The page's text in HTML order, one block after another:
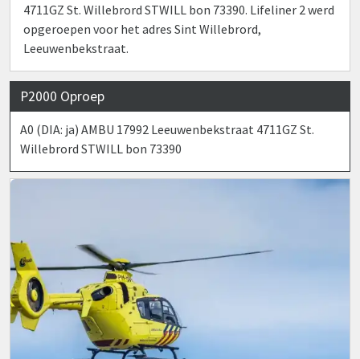
4711GZ St. Willebrord STWILL bon 73390. Lifeliner 2 werd
opgeroepen voor het adres Sint Willebrord,
Leeuwenbekstraat.
P2000 Oproep
A0 (DIA: ja) AMBU 17992 Leeuwenbekstraat 4711GZ St.
Willebrord STWILL bon 73390